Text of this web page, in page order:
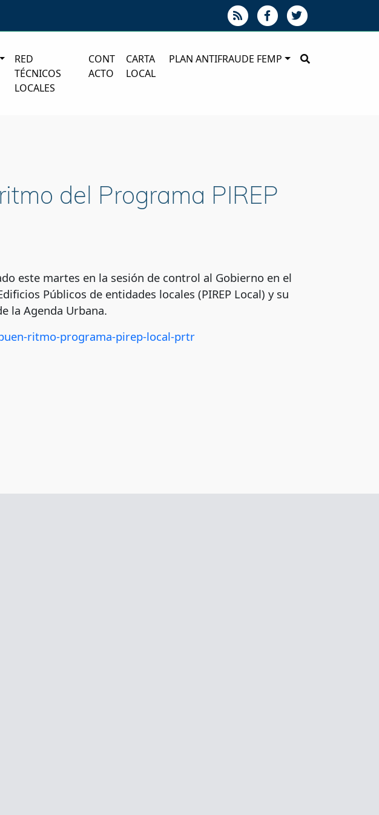
RED
TÉCNICOS
LOCALES
CONT
ACTO
CARTA
LOCAL
PLAN ANTIFRAUDE FEMP
del Programa PIREP
este martes en la sesión de control al Gobierno en el
Públicos de entidades locales (PIREP Local) y su
la Agenda Urbana.
ritmo-programa-pirep-local-prtr